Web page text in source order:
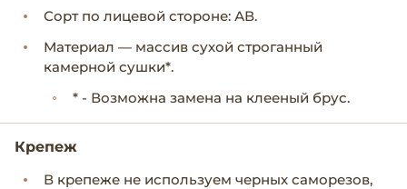
Сорт по лицевой стороне: АВ.
Материал — массив сухой строганный
камерной сушки*.
* - Возможна замена на клееный брус.
Крепеж
В крепеже не используем черных саморезов,